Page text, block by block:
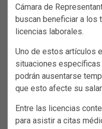
Cámara de
buscan beneficiar a los
licencias laborales.
Uno de estos artículos
situaciones
podrán ausentarse
que esto afecte su
Entre las licencias
para asistir a citas